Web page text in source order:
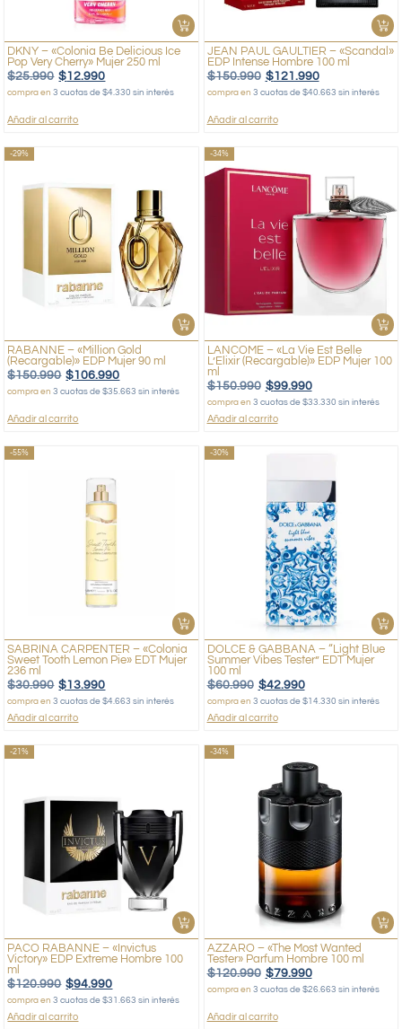
DKNY – «Colonia Be Delicious Ice
Pop Very Cherry» Mujer 250 ml
$25.990 $12.990
compra en3 cuotas de $4.330 sin interés
Añadir al carrito
JEAN PAUL GAULTIER – «Scandal»
EDP Intense Hombre 100 ml
$150.990 $121.990
compra en 3 cuotas de $40.663 sin interés
Añadir al carrito
-29%
RABANNE – «Million Gold
(Recargable)» EDP Mujer 90 ml
$150.990 $106.990
compra en3 cuotas de $35.663 sin interés
Añadir al carrito
-34%
LANCOME – «La Vie Est Belle
L’Elixir (Recargable)» EDP Mujer 100
ml
$150.990 $99.990
compra en 3 cuotas de $33.330 sin interés
Añadir al carrito
-55%
SABRINA CARPENTER – «Colonia
Sweet Tooth Lemon Pie» EDT Mujer
236 ml
$30.990 $13.990
compra en3 cuotas de $4.663 sin interés
Añadir al carrito
-30%
DOLCE & GABBANA – “Light Blue
Summer Vibes Tester” EDT Mujer
100 ml
$60.990 $42.990
compra en 3 cuotas de $14.330 sin interés
Añadir al carrito
-21%
PACO RABANNE – «Invictus
Victory» EDP Extreme Hombre 100
ml
$120.990 $94.990
compra en3 cuotas de $31.663 sin interés
Añadir al carrito
-34%
AZZARO – «The Most Wanted
Tester» Parfum Hombre 100 ml
$120.990 $79.990
compra en 3 cuotas de $26.663 sin interés
Añadir al carrito